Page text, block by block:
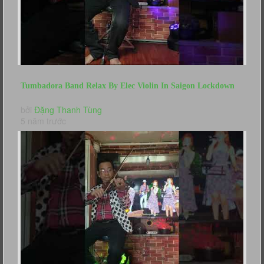
Tumbadora Band Relax By Elec Violin In Saigon Lockdown
Right Here Waiting...
Đặng Thanh Tùng